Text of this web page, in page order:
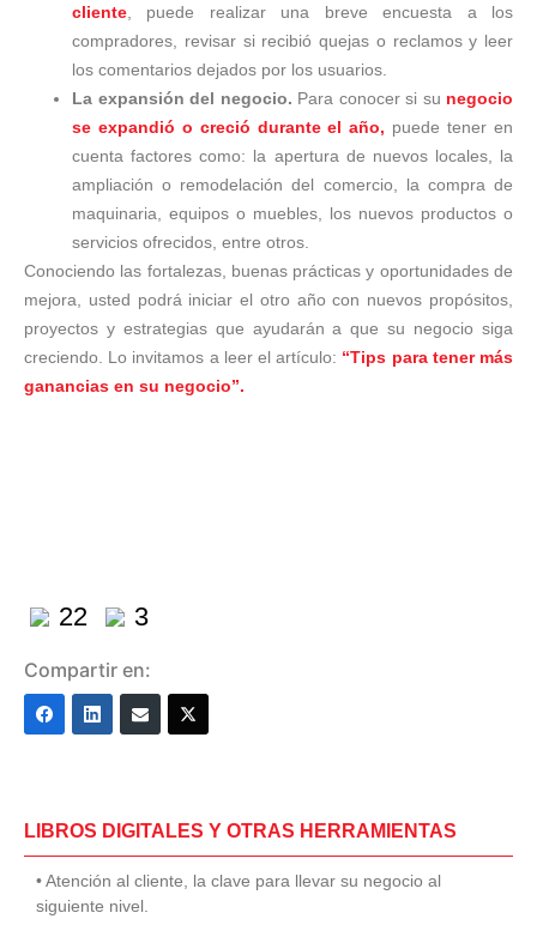
cliente , puede realizar una breve encuesta a los
compradores, revisar si recibió quejas o reclamos y leer
los comentarios dejados por los usuarios.
La expansión del negocio. Para conocer si su negocio
se expandió o creció durante el año, puede tener en
cuenta factores como: la apertura de nuevos locales, la
ampliación o remodelación del comercio, la compra de
maquinaria, equipos o muebles, los nuevos productos o
servicios ofrecidos, entre otros.
Conociendo las fortalezas, buenas prácticas y oportunidades de
mejora, usted podrá iniciar el otro año con nuevos propósitos,
proyectos y estrategias que ayudarán a que su negocio siga
creciendo. Lo invitamos a leer el artículo: “Tips para tener más
ganancias en su negocio”.
22 3
Compartir en:
LIBROS DIGITALES Y OTRAS HERRAMIENTAS
• Atención al cliente, la clave para llevar su negocio al
siguiente nivel.